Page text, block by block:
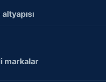
markalar